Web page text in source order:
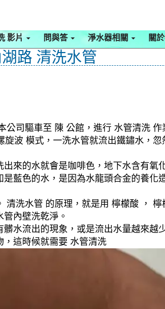
影片 問與答 淨水器相關 關
路 清洗水管
公司驅車至 陳 公館，進行 水管清洗
波 模式，一洗水管就流出鐵鏽水，
來的水就會是咖啡色，地下水含有
藍色的水，是因為水龍頭合金的養
洗水管 的原理，就是用 檸檬酸 ，
內壁洗乾淨。
水流出的現象，或是流出水量越來
這時候就需要 水管清洗